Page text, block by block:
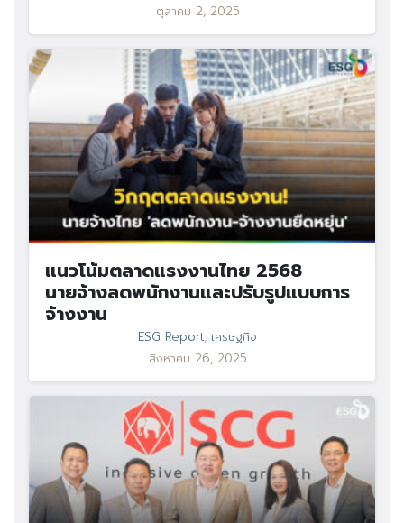
ตุลาคม 2, 2025
แนวโน้มตลาดแรงงานไทย 2568
นายจ้างลดพนักงานและปรับรูปแบบการ
จ้างงาน
ESG Report, เศรษฐกิจ
สิงหาคม 26, 2025